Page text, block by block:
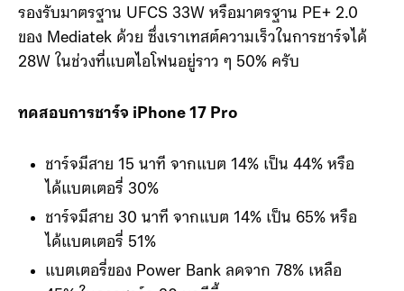
รองรับมาตรฐาน UFCS 33W หรือมาตรฐาน PE+ 2.0
ของ Mediatek ด้วย ซึ่งเราเทสต์ความเร็วในการชาร์จได้
28W ในช่วงที่แบตไอโฟนอยู่ราว ๆ 50% ครับ
ทดสอบการชาร์จ iPhone 17 Pro
ชาร์จมีสาย 15 นาที จากแบต 14% เป็น 44% หรือ
ได้แบตเตอรี่ 30%
ชาร์จมีสาย 30 นาที จากแบต 14% เป็น 65% หรือ
ได้แบตเตอรี่ 51%
แบตเตอรี่ของ Power Bank ลดจาก 78% เหลือ